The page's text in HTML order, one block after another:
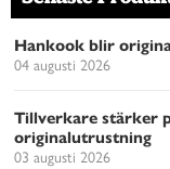
Hankook blir
04 augusti 2026
Tillverkare stärker
originalutrustning
03 augusti 2026